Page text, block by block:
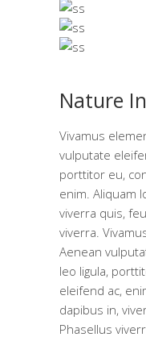
Nature
Vivamus
vulputate
porttitor eu,
enim. Aliquam
viverra quis,
viverra.
Aenean
leo ligula,
eleifend ac,
dapibus in,
Phasellus